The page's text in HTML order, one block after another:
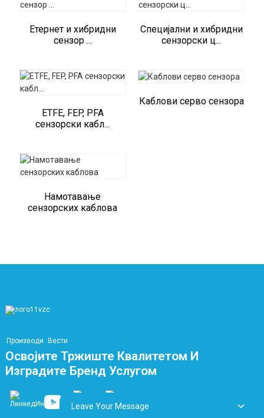
Етернет и хибридни
сензор ...
Специјални и хибридни
сензорски ц...
ETFE, FEP, PFA
сензорски кабл...
Каблови серво сензора
Намотавање
сензорских каблова
Производи Вести
Освојите Тржиште Квалитетом И
Изградите Бренд Услугом
Leave Your Message